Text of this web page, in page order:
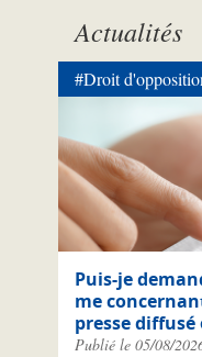
Actualités
Puis-je
me
presse diffusé
Publié le 05/08/
#Droit